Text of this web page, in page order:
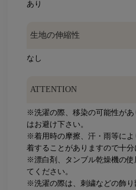
あり
生地の伸縮性
なし
ATTENTION
※洗濯の際、移染の可能性が
はお避け下さい。
※着用時の摩擦、汗・雨等に
着することがありますので十分
※漂白剤、タンブル乾燥機の
てください。
※洗濯の際は、刺繍などの飾